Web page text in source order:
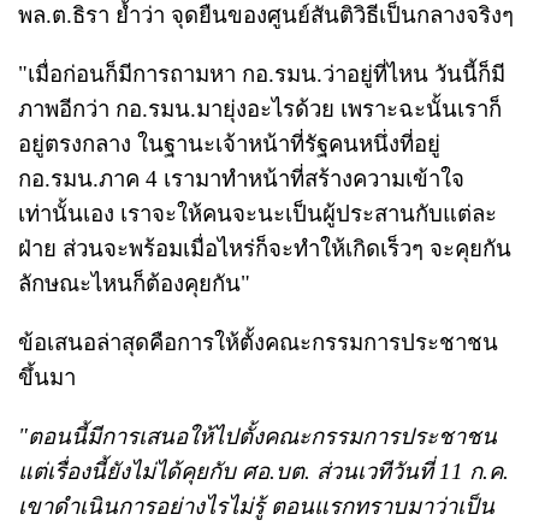
พล.ต.ธิรา ย้ำว่า จุดยืนของศูนย์สันติวิธีเป็นกลางจริงๆ
"เมื่อก่อนก็มีการถามหา กอ.รมน.ว่าอยู่ที่ไหน วันนี้ก็มี
ภาพอีกว่า กอ.รมน.มายุ่งอะไรด้วย เพราะฉะนั้นเราก็
อยู่ตรงกลาง ในฐานะเจ้าหน้าที่รัฐคนหนึ่งที่อยู่
กอ.รมน.ภาค 4 เรามาทำหน้าที่สร้างความเข้าใจ
เท่านั้นเอง เราจะให้คนจะนะเป็นผู้ประสานกับแต่ละ
ฝ่าย ส่วนจะพร้อมเมื่อไหร่ก็จะทำให้เกิดเร็วๆ จะคุยกัน
ลักษณะไหนก็ต้องคุยกัน"
ข้อเสนอล่าสุดคือการให้ตั้งคณะกรรมการประชาชน
ขึ้นมา
"ตอนนี้มีการเสนอให้ไปตั้งคณะกรรมการประชาชน
แต่เรื่องนี้ยังไม่ได้คุยกับ ศอ.บต. ส่วนเวทีวันที่ 11 ก.ค.
เขาดำเนินการอย่างไรไม่รู้ ตอนแรกทราบมาว่าเป็น